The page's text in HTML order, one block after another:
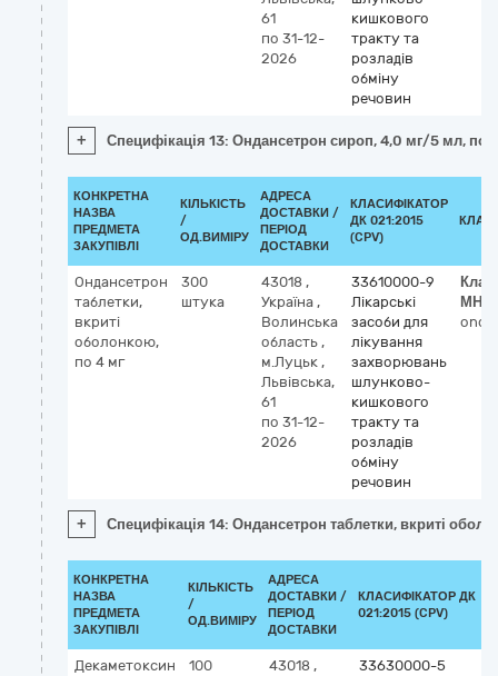
61
по 31-12-
2026
кишкового
тракту та
розладів
обміну
речовин
+ Специфікація 13: Ондансетрон сироп, 4,0 мг/5 мл, по
КОНКРЕТНА
НАЗВА
ПРЕДМЕТА
ЗАКУПІВЛІ
КІЛЬКІСТЬ
/
ОД.ВИМІРУ
АДРЕСА
ДОСТАВКИ /
ПЕРІОД
ДОСТАВКИ
КЛАСИФІКАТОР
ДК 021:2015
(CPV)
Ондансетрон
таблетки,
вкриті
оболонкою,
по 4 мг
300
штука
43018 ,
Україна ,
Волинська
область ,
м.Луцьк ,
Львівська,
61
по 31-12-
2026
33610000-9
Лікарські
засоби для
лікування
захворювань
шлунково-
кишкового
тракту та
розладів
обміну
речовин
МНН
+ Специфікація 14: Ондансетрон таблетки, вкриті
КОНКРЕТНА
НАЗВА
ПРЕДМЕТА
ЗАКУПІВЛІ
КІЛЬКІСТЬ
/
ОД.ВИМІРУ
АДРЕСА
ДОСТАВКИ /
ПЕРІОД
ДОСТАВКИ
КЛАСИФІКАТОР ДК
021:2015 (CPV)
Декаметоксин
100
43018 ,
33630000-5